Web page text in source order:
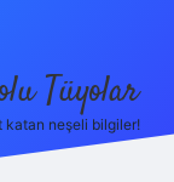
Tüyolar
katan neşeli bilgiler!